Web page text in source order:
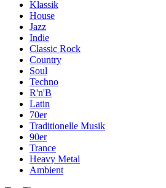
Klassik
House
Jazz
Indie
Classic Rock
Country
Soul
Techno
R'n'B
Latin
70er
Traditionelle Musik
90er
Trance
Heavy Metal
Ambient